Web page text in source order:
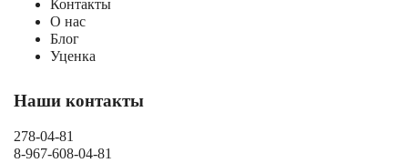
Контакты
О нас
Блог
Уценка
Наши контакты
278-04-81
8-967-608-04-81